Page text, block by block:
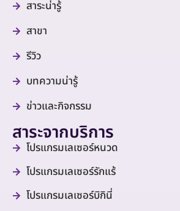
สาระน่ารู้
สาขา
รีวิว
บทความน่ารู้
ข่าวและกิจกรรม
สาระจากบริการ
โปรแกรมเลเซอร์หนวด
โปรแกรมเลเซอร์รักแร้
โปรแกรมเลเซอร์บิกินี่